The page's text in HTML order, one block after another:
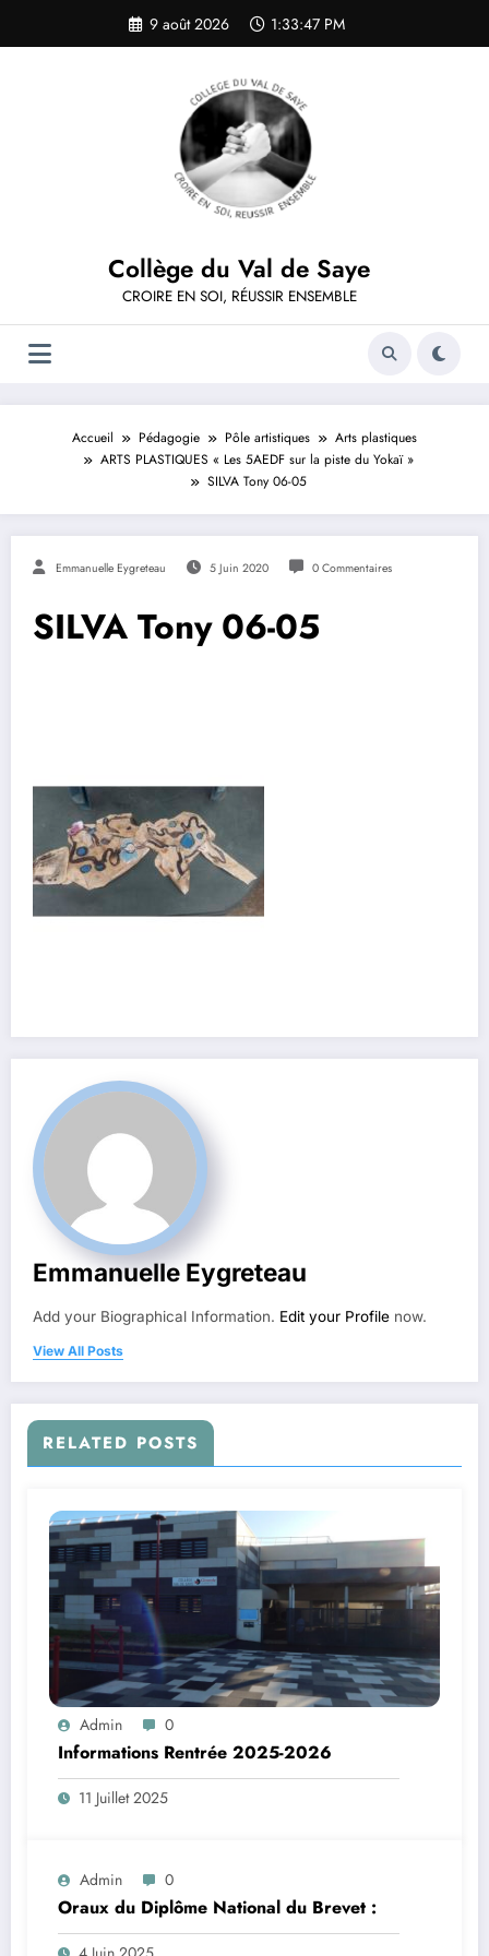
contenu
9 août 2026 1:33:47 PM
Collège du Val de Saye
CROIRE EN SOI, RÉUSSIR ENSEMBLE
Accueil Pédagogie Pôle artistiques
Arts plastiques
ARTS PLASTIQUES « Les 5AEDF sur la piste du Yokaï »
SILVA Tony 06-05
Emmanuelle Eygreteau 5 Juin 2020 0 Commentaires
SILVA Tony 06-05
Emmanuelle Eygreteau
Add your Biographical Information. Edit your Profile now.
View All Posts
RELATED POSTS
Admin 0
Informations Rentrée 2025-2026
11 Juillet 2025
Admin 0
Oraux du Diplôme National du Brevet :